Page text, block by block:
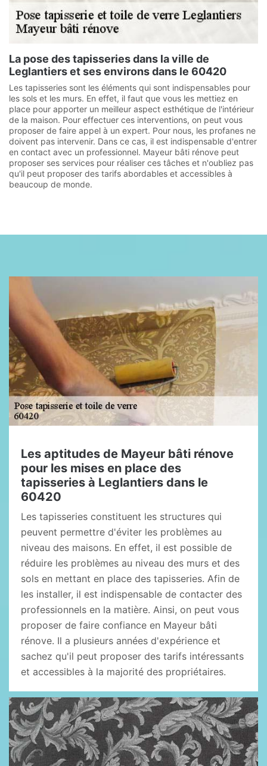
La pose des tapisseries dans la ville de
Leglantiers et ses environs dans le 60420
Les tapisseries sont les éléments qui sont indispensables pour
les sols et les murs. En effet, il faut que vous les mettiez en
place pour apporter un meilleur aspect esthétique de l'intérieur
de la maison. Pour effectuer ces interventions, on peut vous
proposer de faire appel à un expert. Pour nous, les profanes ne
doivent pas intervenir. Dans ce cas, il est indispensable d'entrer
en contact avec un professionnel. Mayeur bâti rénove peut
proposer ses services pour réaliser ces tâches et n'oubliez pas
qu'il peut proposer des tarifs abordables et accessibles à
beaucoup de monde.
Les aptitudes de Mayeur bâti rénove
pour les mises en place des
tapisseries à Leglantiers dans le
60420
Les tapisseries constituent les structures qui
peuvent permettre d'éviter les problèmes au
niveau des maisons. En effet, il est possible de
réduire les problèmes au niveau des murs et des
sols en mettant en place des tapisseries. Afin de
les installer, il est indispensable de contacter des
professionnels en la matière. Ainsi, on peut vous
proposer de faire confiance en Mayeur bâti
rénove. Il a plusieurs années d'expérience et
sachez qu'il peut proposer des tarifs intéressants
et accessibles à la majorité des propriétaires.